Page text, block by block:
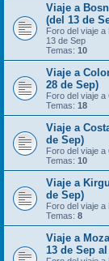
Viaje a
(del 13 de
Foro del viaje
13 de Sep
Temas: 10
Viaje a
28 de Sep)
Foro del viaje
Temas: 18
Viaje a
de Sep)
Foro del viaje
Temas: 10
Viaje a
de Sep)
Foro del viaje a
Temas: 8
Viaje a
13 de Sep